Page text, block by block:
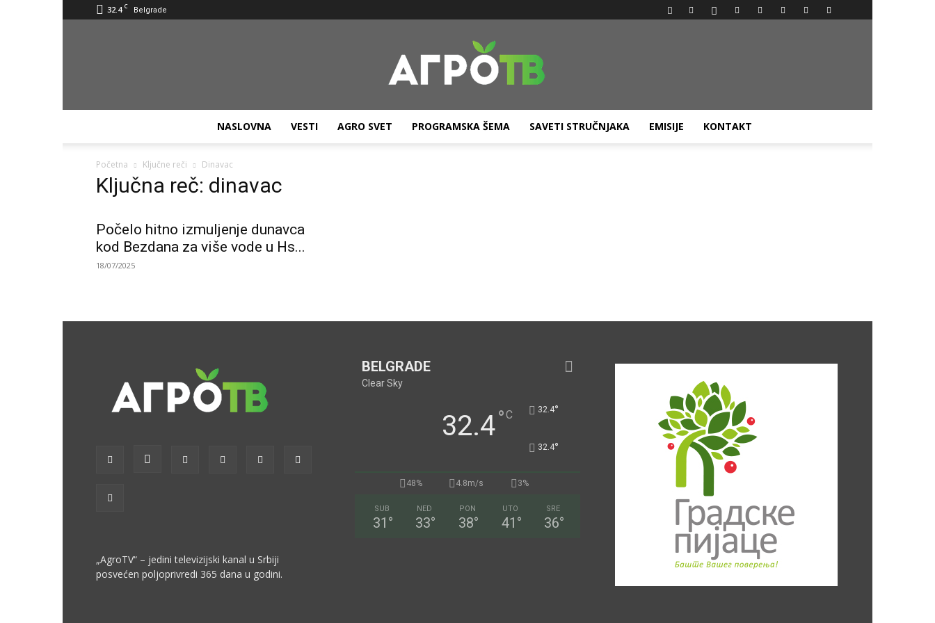
32.4 C Belgrade
NASLOVNA VESTI AGRO SVET PROGRAMSKA ŠEMA SAVETI STRUČNJAKA EMISIJE KONTAKT
Početna Ključne reči Dinavac
Ključna reč: dinavac
Počelo hitno izmuljenje dunavca
kod Bezdana za više vode u Hs...
18/07/2025
„AgroTV“ – jedini televizijski kanal u Srbiji
posvećen poljoprivredi 365 dana u godini.
BELGRADE
Clear Sky
32.4°C 32.4°
32.4°
48% 4.8m/s 3%
SUB
31 °
NED
33°
PON
38°
UTO
41 °
SRE
36°